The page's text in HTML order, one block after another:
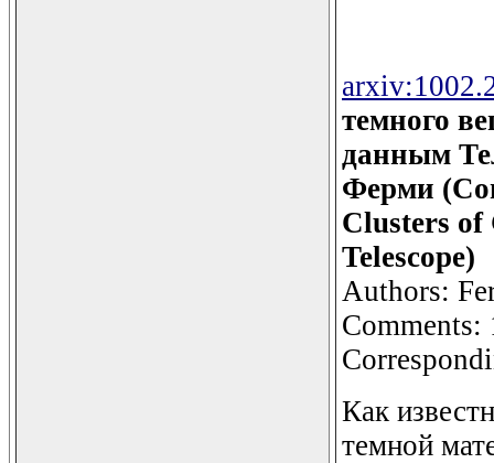
темного
данным
Ферми
Clusters of
Telescope)
Authors:
Comments:
Как
темной